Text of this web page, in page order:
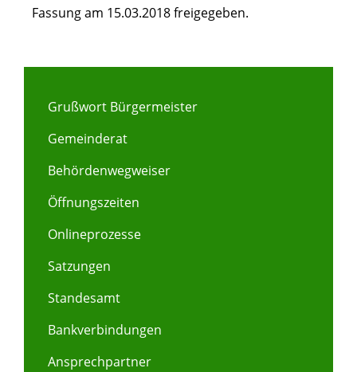
Fassung am 15.03.2018 freigegeben.
Grußwort Bürgermeister
Gemeinderat
Behördenwegweiser
Öffnungszeiten
Onlineprozesse
Satzungen
Standesamt
Bankverbindungen
Ansprechpartner